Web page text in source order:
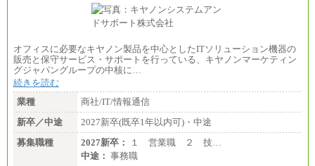
オフィスに必要なキヤノン製品を中心としたITソリューション機器の
販売と保守サービス・サポートを行っている、キヤノンマーケティン
グジャパングループの中核に…
続きを読む
業種
商社/IT/情報通信
新卒／中途
2027新卒(既卒1年以内可)・中途
募集職種
2027新卒：
１ 営業職 ２ 技…
中途： 事務職